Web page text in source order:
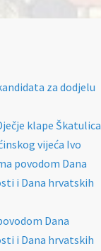
za dodjelu
klape Škatulica
vijeća Ivo
povodom Dana
i Dana hrvatskih
Dana
i Dana hrvatskih